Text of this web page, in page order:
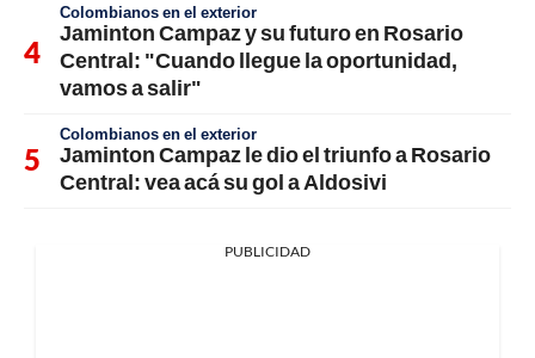
Colombianos en el exterior
Jaminton Campaz y su futuro en Rosario
Central: "Cuando llegue la oportunidad,
vamos a salir"
Colombianos en el exterior
Jaminton Campaz le dio el triunfo a Rosario
Central: vea acá su gol a Aldosivi
PUBLICIDAD